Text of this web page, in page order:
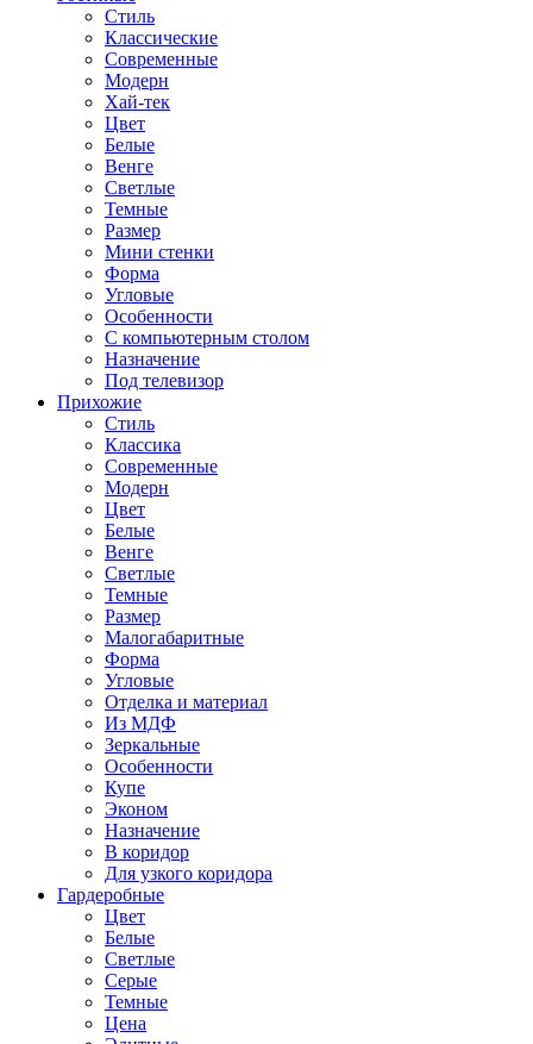
Стиль
Классические
Современные
Модерн
Хай-тек
Цвет
Белые
Венге
Светлые
Темные
Размер
Мини стенки
Форма
Угловые
Особенности
С компьютерным столом
Назначение
Под телевизор
Прихожие
Стиль
Классика
Современные
Модерн
Цвет
Белые
Венге
Светлые
Темные
Размер
Малогабаритные
Форма
Угловые
Отделка и материал
Из МДФ
Зеркальные
Особенности
Купе
Эконом
Назначение
В коридор
Для узкого коридора
Гардеробные
Цвет
Белые
Светлые
Серые
Темные
Цена